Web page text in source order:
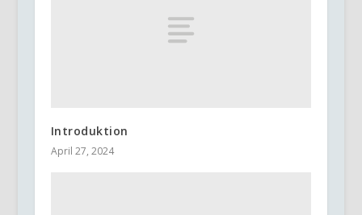
Introduktion
April 27, 2024